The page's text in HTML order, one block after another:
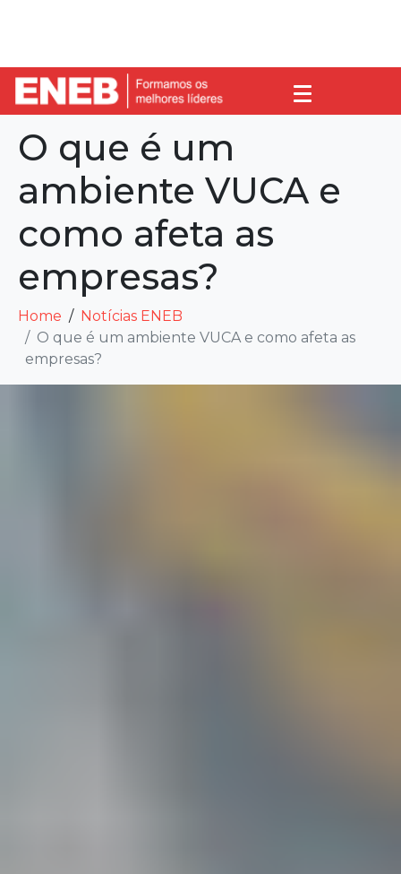
O que é um
ambiente VUCA e
como afeta as
empresas?
Home
Notícias ENEB
O que é um ambiente VUCA e como afeta as
empresas?